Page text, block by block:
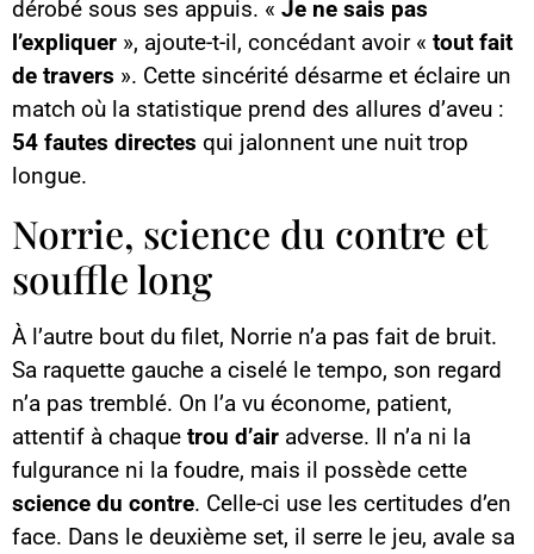
dérobé sous ses appuis. « Je ne sais pas
l’expliquer », ajoute-t-il, concédant avoir « tout fait
de travers ». Cette sincérité désarme et éclaire un
match où la statistique prend des allures d’aveu :
54 fautes directes qui jalonnent une nuit trop
longue.
Norrie, science du contre et
souffle long
À l’autre bout du filet, Norrie n’a pas fait de bruit.
Sa raquette gauche a ciselé le tempo, son regard
n’a pas tremblé. On l’a vu économe, patient,
attentif à chaque trou d’air adverse. Il n’a ni la
fulgurance ni la foudre, mais il possède cette
science du contre. Celle-ci use les certitudes d’en
face. Dans le deuxième set, il serre le jeu, avale sa